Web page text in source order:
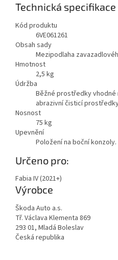
Technická specifikace
Kód produktu
6VE061261
Obsah sady
Mezipodlaha
Hmotnost
2,5 kg
Údržba
Běžné prostředky
abrazivní čisticí
Nosnost
75 kg
Upevnění
Položení na boční konzoly.
Určeno pro:
Fabia IV (2021+)
Výrobce
Škoda Auto a.s.
Tř. Václava Klementa 869
293 01, Mladá Boleslav
Česká republika